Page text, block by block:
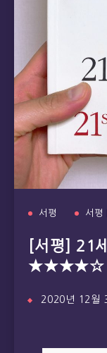
서평 서
[서평] 21
★★★★☆
2020년 12월